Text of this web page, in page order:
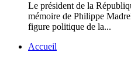
Le président de la
mémoire de Philippe
figure politique de la...
Accueil